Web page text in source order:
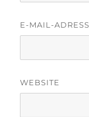
E-MAIL-
WEBSITE